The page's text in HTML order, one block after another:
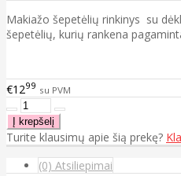
Makiažo šepetėlių rinkinys su
šepetėlių, kurių rankena
€1299 su PVM
Turite klausimų apie šią prekę?
(0) Atsiliepimai